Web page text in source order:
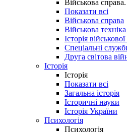
Військова
Показати всі
Військова справа
Військова техніка
Історія
Спеціальні
Друга світова
Історія
Історія
Показати всі
Загальна історія
Історичні науки
Історія України
Психологія
Психологія